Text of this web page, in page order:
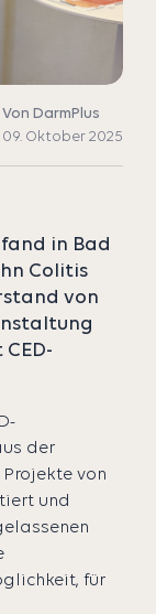
Von DarmPlus
09. Oktober 2025
in Bad
Colitis
von
der
von
und
für